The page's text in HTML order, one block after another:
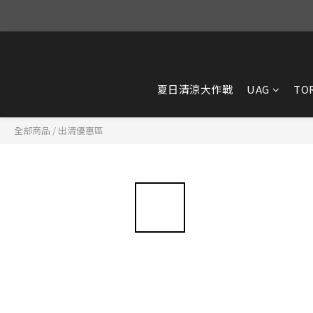
夏日清涼大作戰 UAG
全部商品 / 出清優惠區